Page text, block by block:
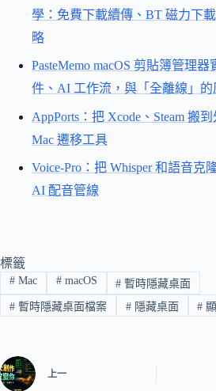
學：免費下載續傳、BT 磁力下
略
PasteMemo macOS 剪貼簿管理
件、AI 工作流，與「全離線」的
AppPorts：把 Xcode、Steam 搬
Mac 遷移工具
Voice-Pro：把 Whisper 和語音克
AI 配音管線
標籤
#Mac #macOS # 暫時隱藏桌面
#暫時隱藏桌面檔案 #隱藏桌面 #
上一